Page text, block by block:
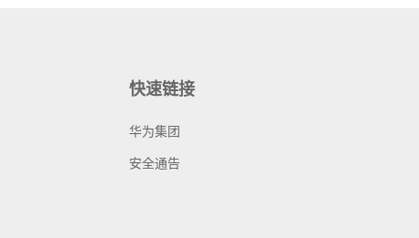
快速链接
华为集团
安全通告